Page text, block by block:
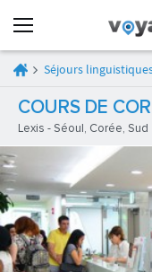
Séjours
COURS DE
Lexis - Séoul, Corée, Sud